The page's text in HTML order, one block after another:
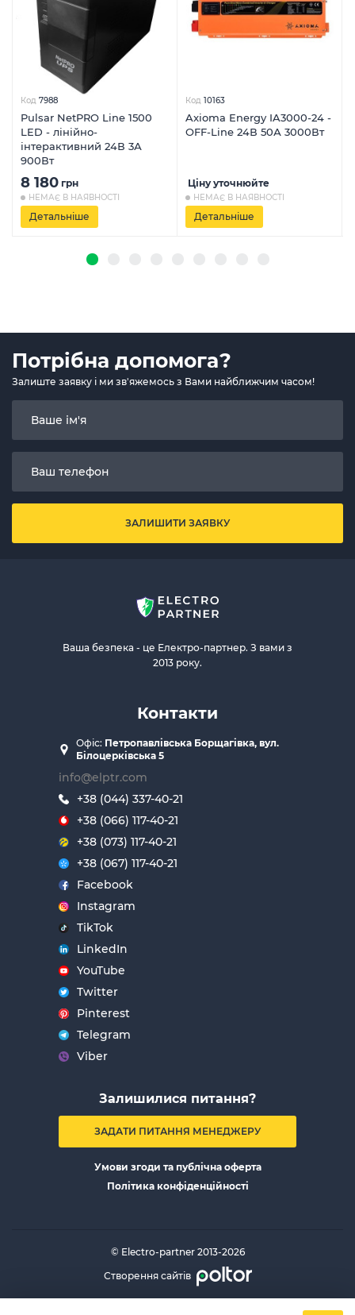
Код 7988
Pulsar NetPRO Line 1500
LED - лінійно-
інтерактивний 24В 3А
900Вт
8 180 грн
НЕМАЄ В НАЯВНОСТІ
Детальніше
Код 10163
Axioma Energy IA3000-24 -
OFF-Line 24В 50А 3000Вт
Ціну уточнюйте
НЕМАЄ В НАЯВНОСТІ
Детальніше
Потрібна допомога?
Залиште заявку і ми зв'яжемось з Вами найближчим часом!
ЗАЛИШИТИ ЗАЯВКУ
Ваша безпека - це Електро-партнер. З вами з
2013 року.
Контакти
Офіс: Петропавлівська Борщагівка, вул.
Білоцерківська 5
info@elptr.com
+38 (044) 337-40-21
+38 (066) 117-40-21
+38 (073) 117-40-21
+38 (067) 117-40-21
Facebook
Instagram
TikTok
LinkedIn
YouTube
Twitter
Pinterest
Telegram
Viber
Залишилися питання?
ЗАДАТИ ПИТАННЯ МЕНЕДЖЕРУ
Умови згоди та публічна оферта
Політика конфіденційності
© Electro-partner 2013-2026
Створення сайтів